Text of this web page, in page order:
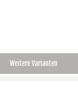
Weitere Varianten